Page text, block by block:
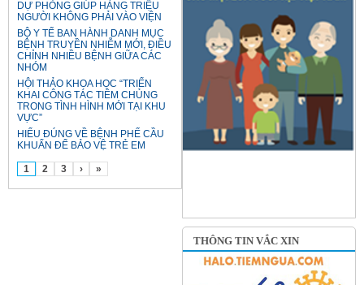
DỰ PHÒNG GIÚP HÀNG TRIỆU
NGƯỜI KHÔNG PHẢI VÀO VIỆN
BỘ Y TẾ BAN HÀNH DANH MỤC
BỆNH TRUYỀN NHIỄM MỚI, ĐIỀU
CHỈNH NHIỀU BỆNH GIỮA CÁC
NHÓM
HỘI THẢO KHOA HỌC “TRIỂN
KHAI CÔNG TÁC TIÊM CHỦNG
TRONG TÌNH HÌNH MỚI TẠI KHU
VỰC”
HIỂU ĐÚNG VỀ BỆNH PHẾ CẦU
KHUẨN ĐỂ BẢO VỆ TRẺ EM
1 2 3 › »
THÔNG TIN VẮC XIN